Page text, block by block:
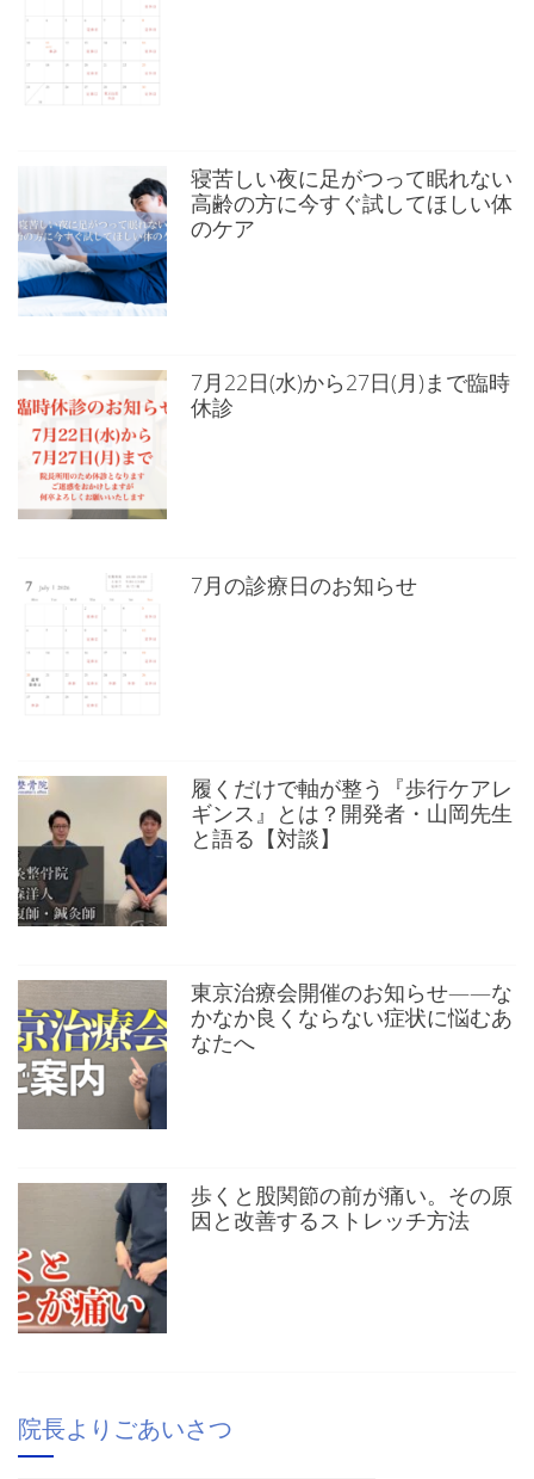
寝苦しい夜に足がつって眠れない
高齢の方に今すぐ試してほしい体
のケア
7月22日(水)から27日(月)まで臨時
休診
7月の診療日のお知らせ
履くだけで軸が整う『歩行ケアレ
ギンス』とは？開発者・山岡先生
と語る【対談】
東京治療会開催のお知らせ——な
かなか良くならない症状に悩むあ
なたへ
歩くと股関節の前が痛い。その原
因と改善するストレッチ方法
院長よりごあいさつ